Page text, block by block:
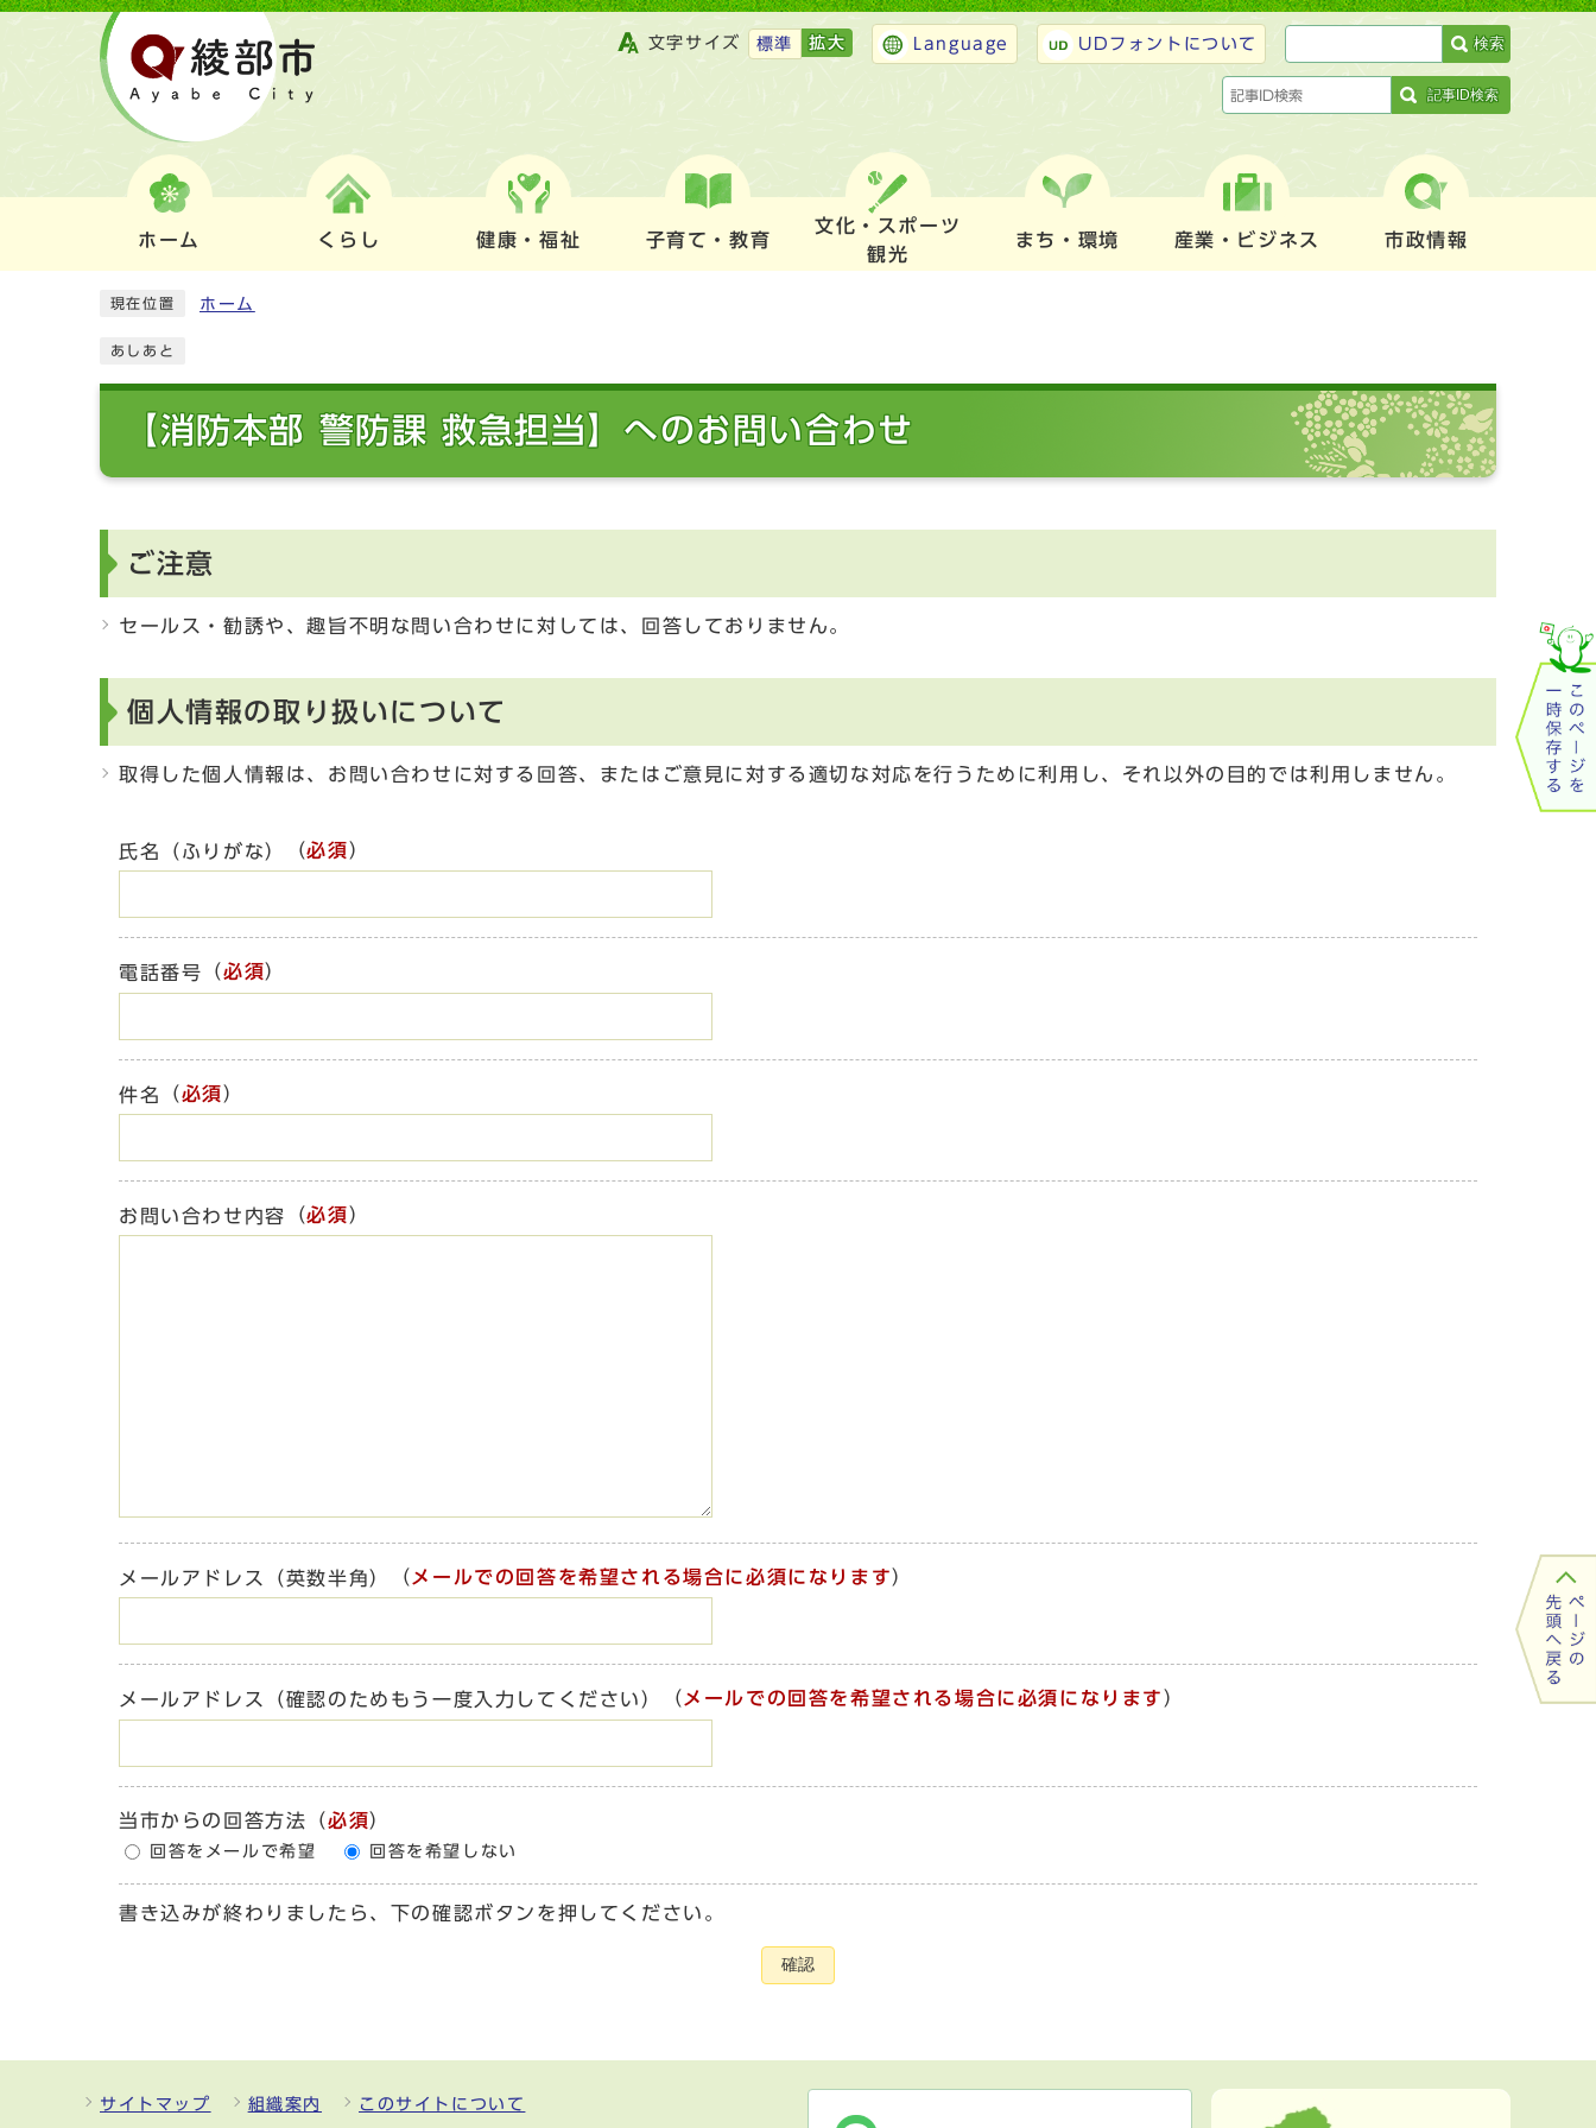
文字サイズ 標準 拡大 Language UDフォントについて 検索
記事ID検索
ホーム くらし 健康・福祉 子育て・教育
文化・スポーツ
観光
まち・環境 産業・ビジネス 市政情報
現在位置 ホーム
あしあと
【消防本部 警防課 救急担当】へのお問い合わせ
ご注意
セールス・勧誘や、趣旨不明な問い合わせに対しては、回答しておりません。
個人情報の取り扱いについて
取得した個人情報は、お問い合わせに対する回答、またはご意見に対する適切な対応を行うために利用し、それ以外の目的では利用しません。
氏名（ふりがな） （必須）
電話番号 （必須）
件名 （必須）
お問い合わせ内容 （必須）
メールアドレス（英数半角） （ メールでの回答を希望される場合に必須になります）
メールアドレス（確認のためもう一度入力してください） （ メールでの回答を希望される場合に必須になります ）
当市からの回答方法 （必須）
回答をメールで希望 回答を希望しない
書き込みが終わりましたら、下の確認ボタンを押してください。
確認
サイトマップ 組織案内
このサイトについて